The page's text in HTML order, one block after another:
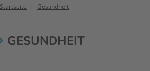
Startseite Gesundheit
GESUNDHEIT